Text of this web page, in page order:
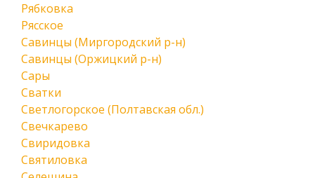
Рябковка
Рясское
Савинцы (Миргородский р-н)
Савинцы (Оржицкий р-н)
Сары
Сватки
Светлогорское (Полтавская обл.)
Свечкарево
Свиридовка
Святиловка